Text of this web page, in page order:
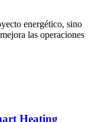
energético, sino
las operaciones
Heating